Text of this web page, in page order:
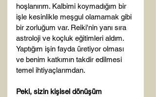
hoşlanırım. Kalbimi koymadığım bir
işle kesinlikle meşgul olamamak gibi
bir zorluğum var. Reiki'nin yanı sıra
astroloji ve koçluk eğitimleri aldım.
Yaptığım işin fayda üretiyor olması
ve benim katkımın takdir edilmesi
temel ihtiyaçlarımdan.
Peki, sizin kişisel dönüşüm